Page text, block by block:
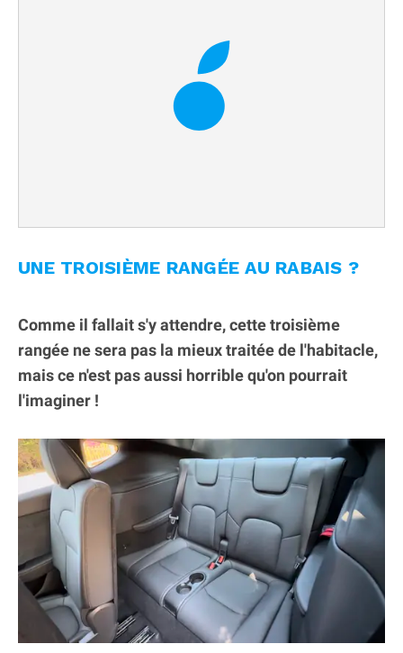
UNE TROISIÈME RANGÉE AU RABAIS ?
Comme il fallait s'y attendre, cette troisième
rangée ne sera pas la mieux traitée de l'habitacle,
mais ce n'est pas aussi horrible qu'on pourrait
l'imaginer !